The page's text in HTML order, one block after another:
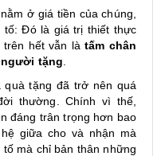
ở giá tiền của chúng,
tố: Đó là giá trị thiết thực
trên hết vẫn làtấm chân
tặng
quà tặng đã trở nên quá
thường. Chính vì thế,
đáng trân trọng hơn bao
giữa cho và nhận mà
mà chỉ bản thân những